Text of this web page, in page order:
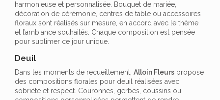
harmonieuse et personnalisée. Bouquet de mariée,
décoration de cérémonie, centres de table ou accessoires
floraux sont réalisés sur mesure, en accord avec le thème
et l’ambiance souhaités. Chaque composition est pensée
pour sublimer ce jour unique.
Deuil
Dans les moments de recueillement, Alloin Fleurs propose
des compositions florales pour deuil réalisées avec
sobriété et respect. Couronnes, gerbes, coussins ou